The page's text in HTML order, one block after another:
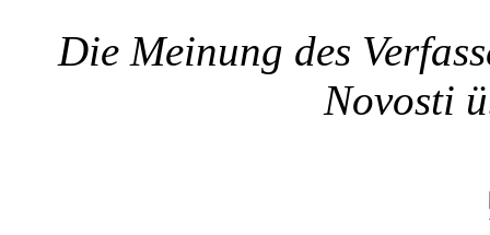
Die Meinung des
Novosti